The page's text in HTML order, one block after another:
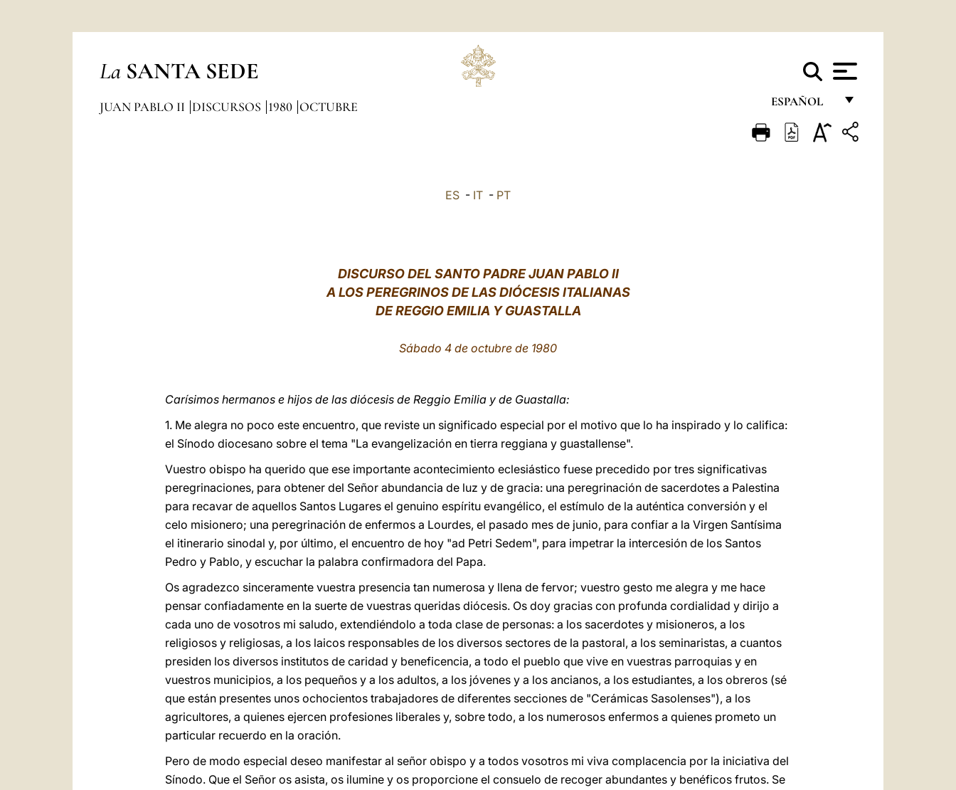
La SANTA SEDE
ESPAÑOL
FRANÇAIS
JUAN PABLO II DISCURSOS 1980 OCTUBRE
ES - IT - PT
DISCURSO DEL SANTO PADRE JUAN PABLO II
A LOS PEREGRINOS DE LAS DIÓCESIS ITALIANAS
DE REGGIO EMILIA Y GUASTALLA
Sábado 4 de octubre de 1980
Carísimos hermanos e hijos de las diócesis de Reggio Emilia y de Guastalla:
1. Me alegra no poco este encuentro, que reviste un significado especial por el motivo que lo ha inspirado y lo califica:
el Sínodo diocesano sobre el tema "La evangelización en tierra reggiana y guastallense".
Vuestro obispo ha querido que ese importante acontecimiento eclesiástico fuese precedido por tres significativas
peregrinaciones, para obtener del Señor abundancia de luz y de gracia: una peregrinación de sacerdotes a Palestina
para recavar de aquellos Santos Lugares el genuino espíritu evangélico, el estímulo de la auténtica conversión y el
celo misionero; una peregrinación de enfermos a Lourdes, el pasado mes de junio, para confiar a la Virgen Santísima
el itinerario sinodal y, por último, el encuentro de hoy "ad Petri Sedem", para impetrar la intercesión de los Santos
Pedro y Pablo, y escuchar la palabra confirmadora del Papa.
Os agradezco sinceramente vuestra presencia tan numerosa y llena de fervor; vuestro gesto me alegra y me hace
pensar confiadamente en la suerte de vuestras queridas diócesis. Os doy gracias con profunda cordialidad y dirijo a
cada uno de vosotros mi saludo, extendiéndolo a toda clase de personas: a los sacerdotes y misioneros, a los
religiosos y religiosas, a los laicos responsables de los diversos sectores de la pastoral, a los seminaristas, a cuantos
presiden los diversos institutos de caridad y beneficencia, a todo el pueblo que vive en vuestras parroquias y en
vuestros municipios, a los pequeños y a los adultos, a los jóvenes y a los ancianos, a los estudiantes, a los obreros (sé
que están presentes unos ochocientos trabajadores de diferentes secciones de "Cerámicas Sasolenses"), a los
agricultores, a quienes ejercen profesiones liberales y, sobre todo, a los numerosos enfermos a quienes prometo un
particular recuerdo en la oración.
Pero de modo especial deseo manifestar al señor obispo y a todos vosotros mi viva complacencia por la iniciativa del
Sínodo. Que el Señor os asista, os ilumine y os proporcione el consuelo de recoger abundantes y benéficos frutos. Se